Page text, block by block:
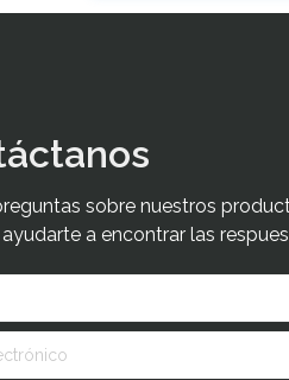
sobre nuestros
ayudarte a encontrar las